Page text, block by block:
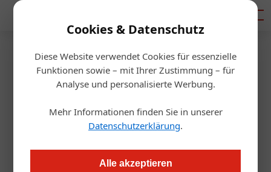
Cookies & Datenschutz
Diese Website verwendet Cookies für essenzielle
Funktionen sowie – mit Ihrer Zustimmung – für
Analyse und personalisierte Werbung.
Mehr Informationen finden Sie in unserer
Datenschutzerklärung.
Alle akzeptieren
Startseite/Gastro & Hotel
Gastronomie
Rotwein: Immer schön cool
bleiben